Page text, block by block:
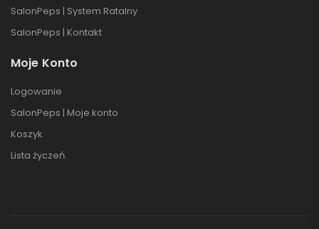
SalonPeps | System Ratalny
SalonPeps | Kontakt
Moje Konto
Logowanie
SalonPeps | Moje konto
Koszyk
Lista życzeń